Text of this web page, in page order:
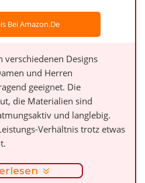
Bei Amazon.de
Designs
und Herren
geeignet. Die
die Materialien sind
und langlebig.
Verhältnis trotz etwas